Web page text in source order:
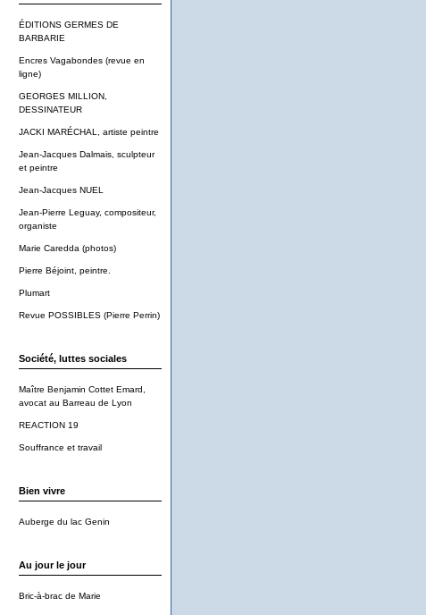
ÉDITIONS GERMES DE
BARBARIE
Encres Vagabondes (revue en
ligne)
GEORGES MILLION,
DESSINATEUR
JACKI MARÉCHAL, artiste peintre
Jean-Jacques Dalmais, sculpteur
et peintre
Jean-Jacques NUEL
Jean-Pierre Leguay, compositeur,
organiste
Marie Caredda (photos)
Pierre Béjoint, peintre.
Plumart
Revue POSSIBLES (Pierre Perrin)
Société, luttes sociales
Maître Benjamin Cottet Emard,
avocat au Barreau de Lyon
REACTION 19
Souffrance et travail
Bien vivre
Auberge du lac Genin
Au jour le jour
Bric-à-brac de Marie